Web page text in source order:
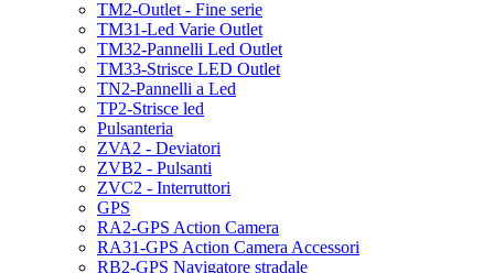
TM2-Outlet - Fine serie
TM31-Led Varie Outlet
TM32-Pannelli Led Outlet
TM33-Strisce LED Outlet
TN2-Pannelli a Led
TP2-Strisce led
Pulsanteria
ZVA2 - Deviatori
ZVB2 - Pulsanti
ZVC2 - Interruttori
GPS
RA2-GPS Action Camera
RA31-GPS Action Camera Accessori
RB2-GPS Navigatore stradale